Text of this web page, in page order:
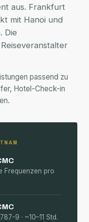
aus. Frankfurt
mit Hanoi und
Die
passend zu
Hotel-Check-in
Frequenzen pro
9 · ~10–11 Std.